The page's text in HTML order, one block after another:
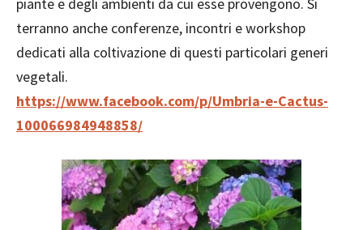
terranno anche conferenze, incontri e workshop
dedicati alla coltivazione di questi particolari generi
vegetali.
https://www.facebook.com/p/Umbria-e-Cactus-
100066984948858/